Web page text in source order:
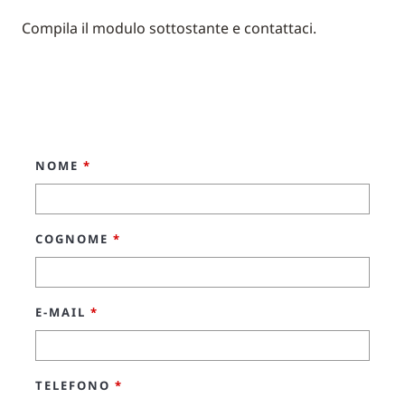
Compila il modulo sottostante e contattaci.
NOME *
COGNOME *
E-MAIL *
TELEFONO *